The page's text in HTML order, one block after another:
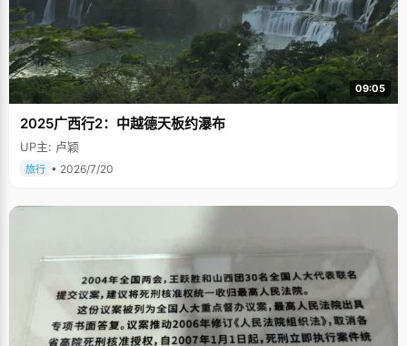
09:05
2025广西行2：中越德天板约瀑布
UP主: 卢颖
旅行 • 2026/7/20